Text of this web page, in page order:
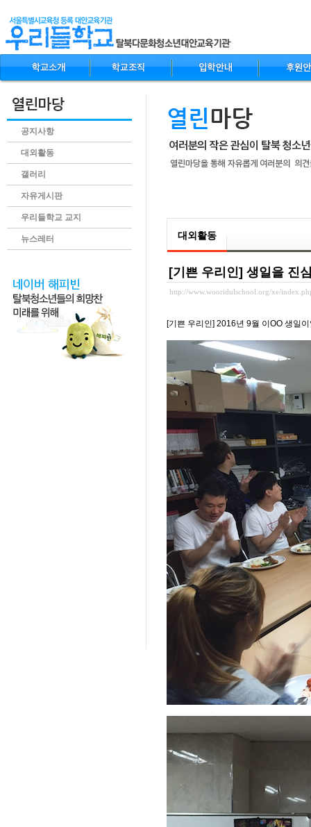
공지사항
대외활동
갤러리
자유게시판
우리들학교 교지
뉴스레터 대외활동
[기쁜 우리인] 생일을 진
http://www.wooridulschool.org/xe/
[기쁜 우리인] 2016년 9월 이OO 생일